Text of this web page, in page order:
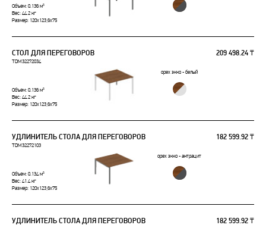
Объем: 0.136 м³
Вес: 44.2 кг
Размер: 120x123,6x75
СТОЛ ДЛЯ ПЕРЕГОВОРОВ 209 498.24 ₸
TDM32272034
орех экко - белый
Объем: 0.136 м³
Вес: 44.2 кг
Размер: 120x123,6x75
УДЛИНИТЕЛЬ СТОЛА ДЛЯ ПЕРЕГОВОРОВ 182 599.92 ₸
TDM32272103
орех экко - антрацит
Объем: 0.134 м³
Вес: 41.4 кг
Размер: 120x123,6x75
УДЛИНИТЕЛЬ СТОЛА ДЛЯ ПЕРЕГОВОРОВ 182 599.92 ₸